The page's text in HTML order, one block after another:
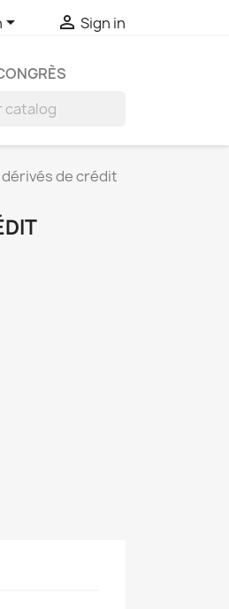
  Sign in
dérivés de crédit